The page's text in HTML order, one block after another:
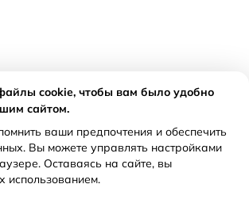
cookie, чтобы вам было удобно
сайтом.
ваши предпочтения и обеспечить
Вы можете управлять настройками
Оставаясь на сайте, вы
использованием.